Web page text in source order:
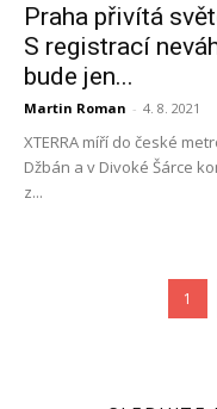
Praha přivítá
S registrací
bude jen...
Martin Roman - 4. 8. 2021
XTERRA míří do české
Džbán a v Divoké Šárce
z...
1